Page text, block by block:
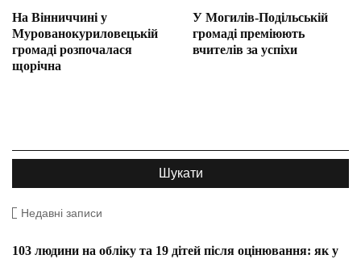
На Вінниччині у
Мурованокуриловецькій
громаді розпочалася
щорічна
У Могилів-Подільській
громаді преміюють
вчителів за успіхи
Недавні записи
103 людини на обліку та 19 дітей після оцінювання: як у